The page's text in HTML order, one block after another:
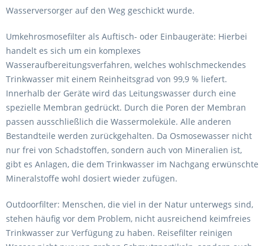
Wasserversorger auf den Weg geschickt wurde.
Umkehrosmosefilter als Auftisch- oder Einbaugeräte: Hierbei
handelt es sich um ein komplexes
Wasseraufbereitungsverfahren, welches wohlschmeckendes
Trinkwasser mit einem Reinheitsgrad von 99,9 % liefert.
Innerhalb der Geräte wird das Leitungswasser durch eine
spezielle Membran gedrückt. Durch die Poren der Membran
passen ausschließlich die Wassermoleküle. Alle anderen
Bestandteile werden zurückgehalten. Da Osmosewasser nicht
nur frei von Schadstoffen, sondern auch von Mineralien ist,
gibt es Anlagen, die dem Trinkwasser im Nachgang erwünschte
Mineralstoffe wohl dosiert wieder zufügen.
Outdoorfilter: Menschen, die viel in der Natur unterwegs sind,
stehen häufig vor dem Problem, nicht ausreichend keimfreies
Trinkwasser zur Verfügung zu haben. Reisefilter reinigen